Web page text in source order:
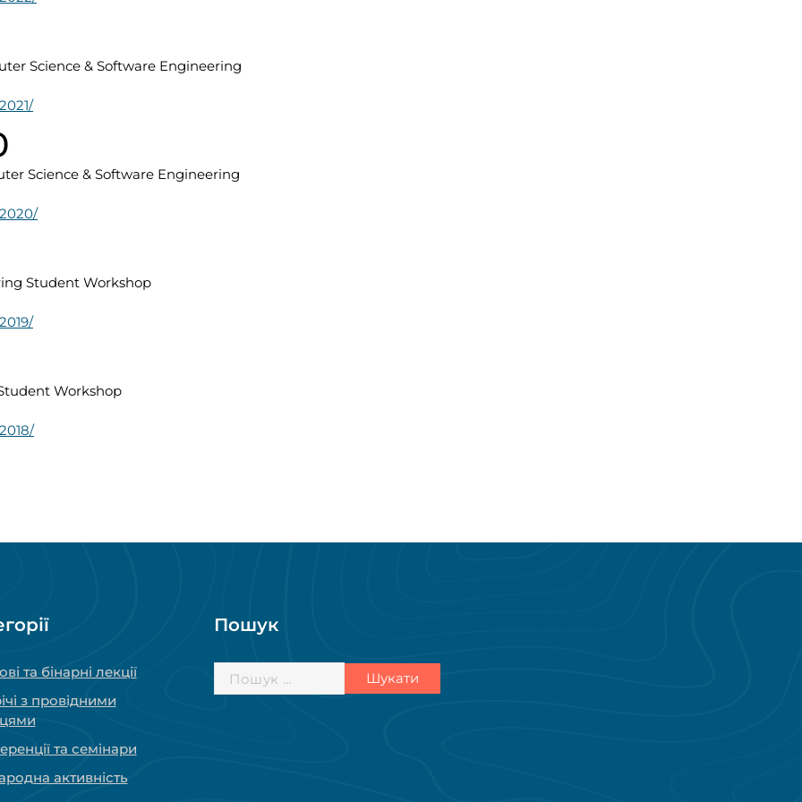
Science & Software Engineering
Science & Software Engineering
Student Workshop
Workshop
та бінарні лекції
з провідними
та семінари
активність
Пошук
Пошук: